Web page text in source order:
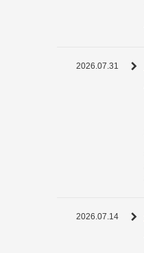
2026.07.31
2026.07.14